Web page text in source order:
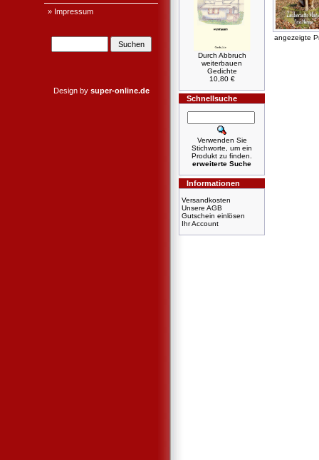
» Impressum
Design by super-online.de
Durch Abbruch
weiterbauen
Gedichte
10,80 €
Schnellsuche
Verwenden Sie
Stichworte, um ein
Produkt zu finden.
erweiterte Suche
Informationen
Versandkosten
Unsere AGB
Gutschein einlösen
Ihr Account
angezeigte